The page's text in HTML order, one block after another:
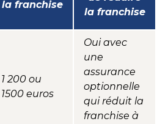
la franchise
la franchise
1 200 ou
1500 euros
Oui avec
une
assurance
optionnelle
qui réduit la
franchise à